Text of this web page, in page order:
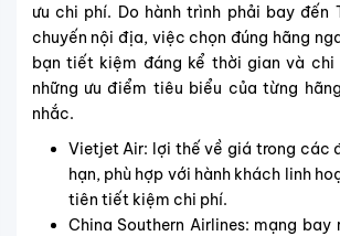
ưu chi phí. Do hành trình phải bay đến
chuyến nội địa, việc chọn đúng hãng
bạn tiết kiệm đáng kể thời gian và chi
những ưu điểm tiêu biểu của từng
nhắc.
Vietjet Air: lợi thế về giá trong các
hạn, phù hợp với hành khách linh
tiên tiết kiệm chi phí.
China Southern Airlines: mạng bay